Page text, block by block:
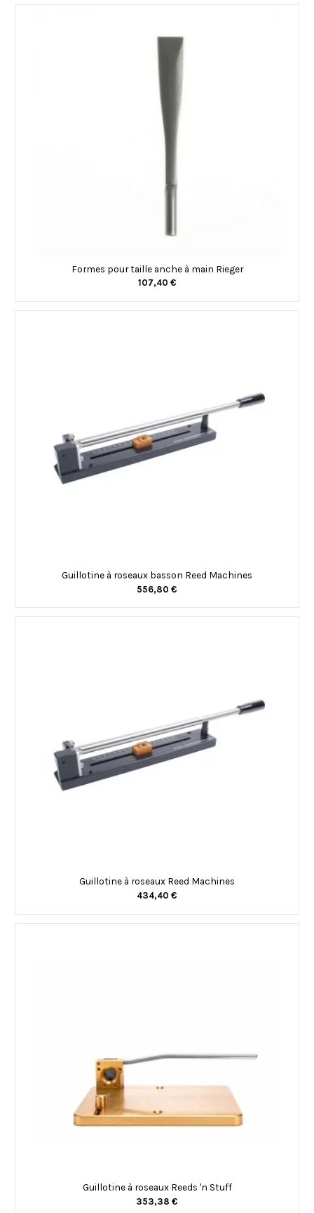
Formes pour taille anche à main Rieger
107,40 €
Guillotine à roseaux basson Reed Machines
556,80 €
Guillotine à roseaux Reed Machines
434,40 €
Guillotine à roseaux Reeds 'n Stuff
353,38 €